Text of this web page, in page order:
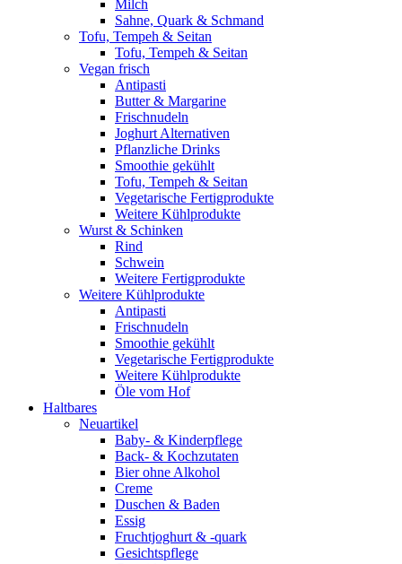
Milch
Sahne, Quark & Schmand
Tofu, Tempeh & Seitan
Tofu, Tempeh & Seitan
Vegan frisch
Antipasti
Butter & Margarine
Frischnudeln
Joghurt Alternativen
Pflanzliche Drinks
Smoothie gekühlt
Tofu, Tempeh & Seitan
Vegetarische Fertigprodukte
Weitere Kühlprodukte
Wurst & Schinken
Rind
Schwein
Weitere Fertigprodukte
Weitere Kühlprodukte
Antipasti
Frischnudeln
Smoothie gekühlt
Vegetarische Fertigprodukte
Weitere Kühlprodukte
Öle vom Hof
Haltbares
Neuartikel
Baby- & Kinderpflege
Back- & Kochzutaten
Bier ohne Alkohol
Creme
Duschen & Baden
Essig
Fruchtjoghurt & -quark
Gesichtspflege